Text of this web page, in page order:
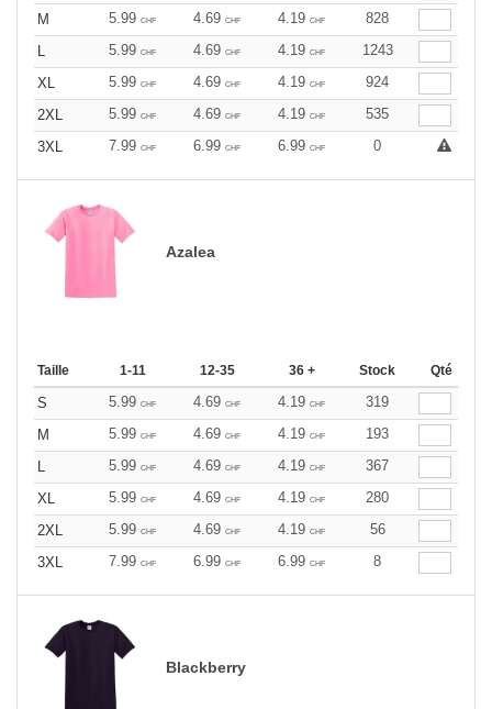
M
5.99 CHF 4.69 CHF 4.19 CHF
828
L
5.99 CHF 4.69 CHF 4.19 CHF
1243
XL
5.99 CHF 4.69 CHF 4.19 CHF
924
2XL
5.99 CHF 4.69 CHF 4.19 CHF
535
3XL
7.99 CHF 6.99 CHF 6.99 CHF 0
Azalea
Taille 1-11 12-35 36 + Stock Qté
S 5.99 CHF 4.69 CHF 4.19 CHF
319
M
5.99 CHF 4.69 CHF 4.19 CHF
193
L
5.99 CHF 4.69 CHF 4.19 CHF
367
XL
5.99 CHF 4.69 CHF 4.19 CHF
280
2XL
5.99 CHF 4.69 CHF 4.19 CHF
56
3XL
7.99 CHF 6.99 CHF 6.99 CHF 8
Blackberry